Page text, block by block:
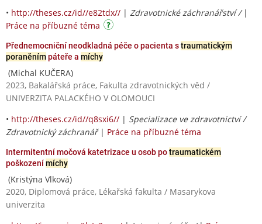
• http://theses.cz/id//e82tdx// | Zdravotnické záchranářství / |
Práce na příbuzné téma
Přednemocniční neodkladná péče o pacienta straumatickým
poraněnímpáteře a míchy
(Michal KUČERA)
2023, Bakalářská práce, Fakulta zdravotnických věd /
UNIVERZITA PALACKÉHO V OLOMOUCI
• http://theses.cz/id//q8sxi6// | Specializace ve zdravotnictví /
Zdravotnický záchranář| Práce na příbuzné téma
Intermitentní močová katetrizace u osob potraumatickém
poškozenímíchy
(Kristýna Vlková)
2020, Diplomová práce, Lékařská fakulta / Masarykova
univerzita